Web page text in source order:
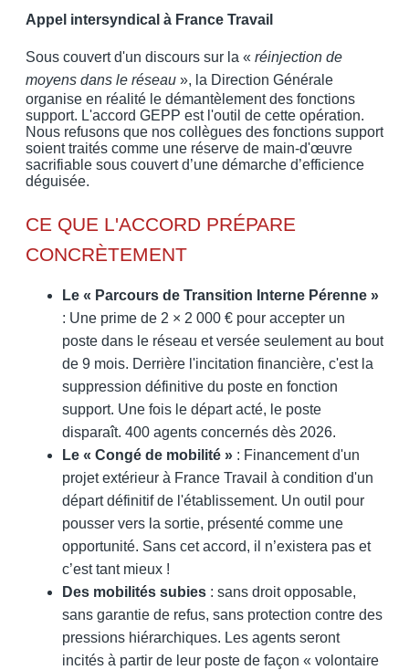
Appel intersyndical à France Travail
Sous couvert d'un discours sur la « réinjection de
moyens dans le réseau », la Direction Générale
organise en réalité le démantèlement des fonctions
support. L'accord GEPP est l'outil de cette opération.
Nous refusons que nos collègues des fonctions support
soient traités comme une réserve de main-d'œuvre
sacrifiable sous couvert d’une démarche d’efficience
déguisée.
CE QUE L'ACCORD PRÉPARE
CONCRÈTEMENT
Le « Parcours de Transition Interne Pérenne »
: Une prime de 2 × 2 000 € pour accepter un
poste dans le réseau et versée seulement au bout
de 9 mois. Derrière l'incitation financière, c'est la
suppression définitive du poste en fonction
support. Une fois le départ acté, le poste
disparaît. 400 agents concernés dès 2026.
Le « Congé de mobilité » : Financement d'un
projet extérieur à France Travail à condition d'un
départ définitif de l'établissement. Un outil pour
pousser vers la sortie, présenté comme une
opportunité. Sans cet accord, il n’existera pas et
c’est tant mieux !
Des mobilités subies : sans droit opposable,
sans garantie de refus, sans protection contre des
pressions hiérarchiques. Les agents seront
incités à partir de leur poste de façon « volontaire